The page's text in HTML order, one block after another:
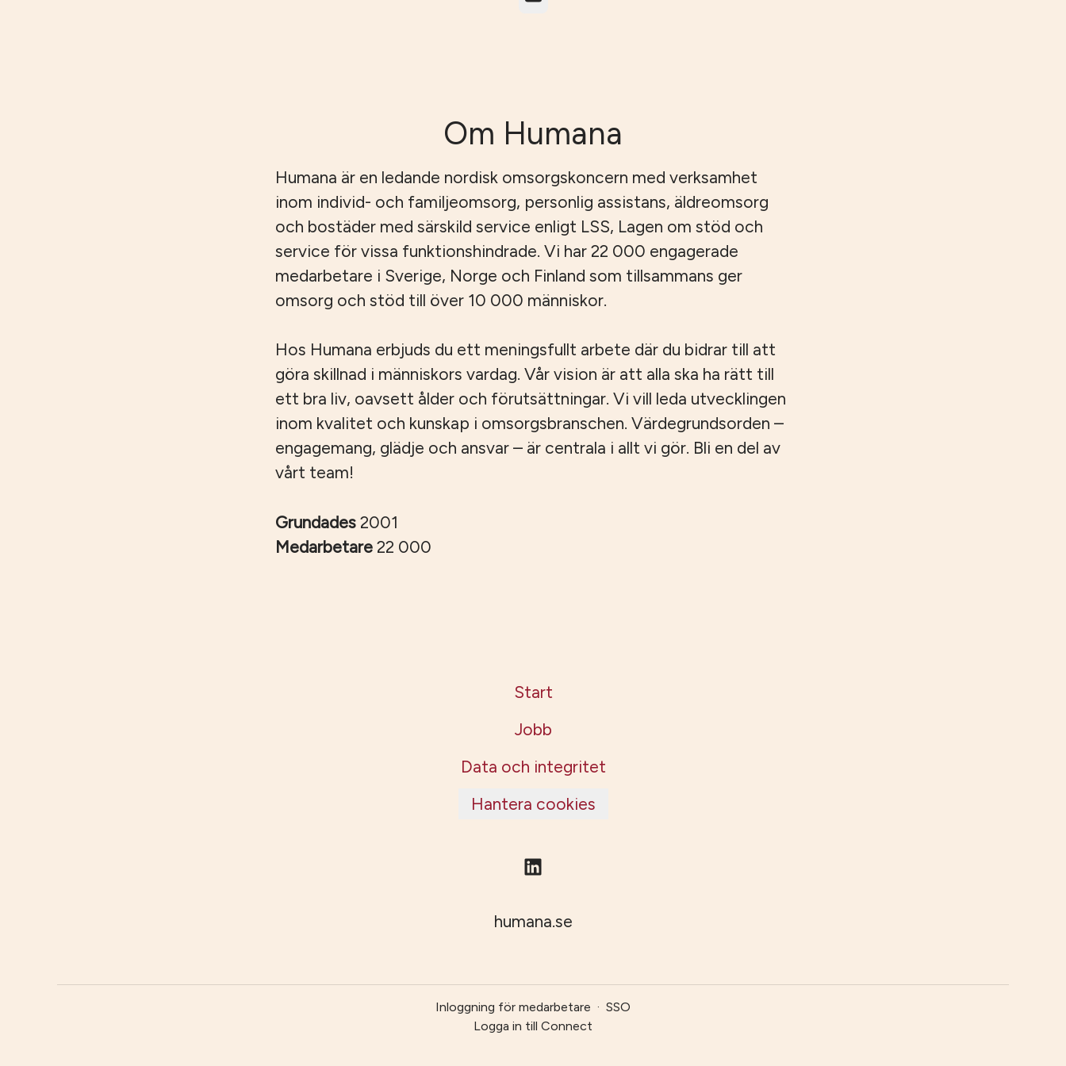
Om Humana
Humana är en ledande nordisk omsorgskoncern med verksamhet
inom individ- och familjeomsorg, personlig assistans, äldreomsorg
och bostäder med särskild service enligt LSS, Lagen om stöd och
service för vissa funktionshindrade. Vi har 22 000 engagerade
medarbetare i Sverige, Norge och Finland som tillsammans ger
omsorg och stöd till över 10 000 människor.
Hos Humana erbjuds du ett meningsfullt arbete där du bidrar till att
göra skillnad i människors vardag. Vår vision är att alla ska ha rätt till
ett bra liv, oavsett ålder och förutsättningar. Vi vill leda utvecklingen
inom kvalitet och kunskap i omsorgsbranschen. Värdegrundsorden –
engagemang, glädje och ansvar – är centrala i allt vi gör. Bli en del av
vårt team!
Grundades 2001
Medarbetare 22 000
Start
Jobb
Data och integritet
Hantera cookies
humana.se
Inloggning för medarbetare · SSO
Logga in till Connect